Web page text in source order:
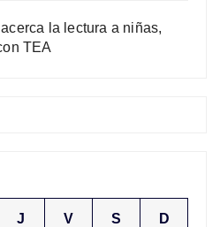
la lectura a niñas,
TEA
J V S D